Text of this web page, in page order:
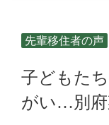
先輩移住者の声
子どもた
がい…別府